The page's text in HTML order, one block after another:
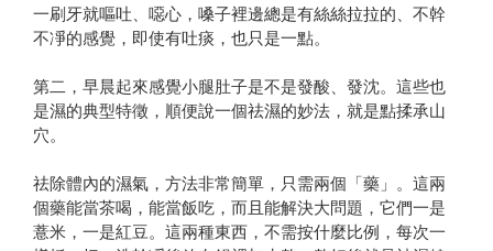
一刷牙就嘔吐、噁心，嗓子裡邊總是有絲絲拉拉的、不幹
不凈的感覺，即使有吐痰，也只是一點。
第二，早晨起來感覺小腿肚子是不是發酸、發沈。這些也
是濕的典型特徵，順便說一個祛濕的妙法，就是點揉承山
穴。
祛除體內的濕氣，方法非常簡單，只需兩個「藥」。這兩
個藥能當茶喝，能當飯吃，而且能解決大問題，它們一是
薏米，一是紅豆。這兩種東西，不需按什麼比例，每次一